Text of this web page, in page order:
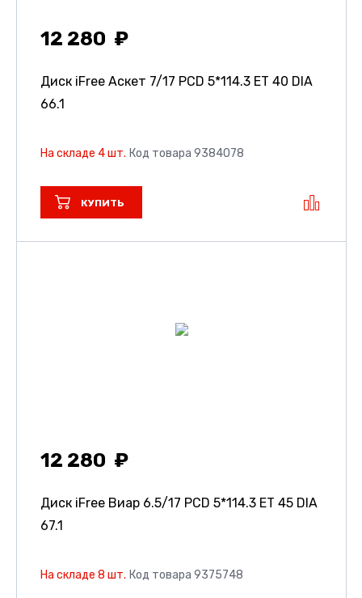
12 280
Диск iFree Аскет 7/17 PCD 5*114.3 ET 40 DIA
66.1
На складе 4 шт. Код товара 9384078
КУПИТЬ
12 280
Диск iFree Виар 6.5/17 PCD 5*114.3 ET 45 DIA
67.1
На складе 8 шт. Код товара 9375748